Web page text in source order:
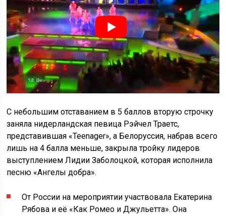
С небольшим отставанием в 5 баллов вторую строчку
заняла нидерландская певица Рэйчел Траетс,
представившая «Teenager», а Белоруссия, набрав всего
лишь на 4 балла меньше, закрыла тройку лидеров
выступлением Лидии Заболоцкой, которая исполнила
песню «Ангелы добра».
От России на мероприятии участвовала Екатерина
Рябова и её «Как Ромео и Джульетта». Она